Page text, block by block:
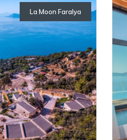
Otellerimiz
La Moon Faralya